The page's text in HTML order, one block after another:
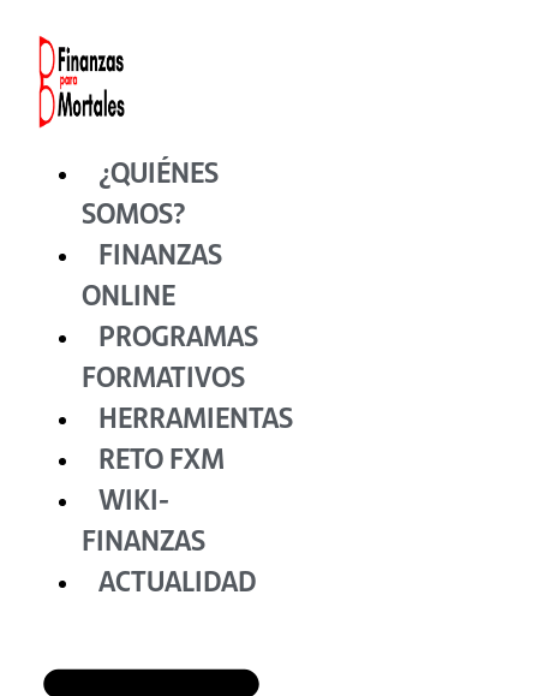
contenido
¿QUIÉNES
SOMOS?
FINANZAS
ONLINE
PROGRAMAS
FORMATIVOS
HERRAMIENTAS
RETO FXM
WIKI-
FINANZAS
ACTUALIDAD